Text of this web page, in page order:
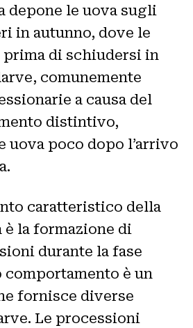
depone le uova sugli
in autunno, dove le
prima di schiudersi in
comunemente
a causa del
distintivo,
uova poco dopo l’arrivo
caratteristico della
la formazione di
durante la fase
comportamento è un
fornisce diverse
Le processioni